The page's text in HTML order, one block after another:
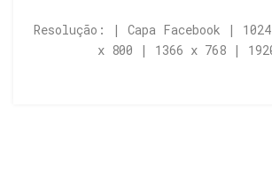
Resolução: | Capa Facebook |
x 800 | 1366 x 768 |